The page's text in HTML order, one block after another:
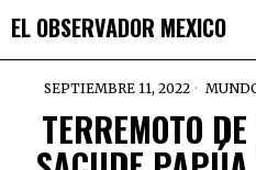
EL OBSERVADOR MEXICO
SEPTIEMBRE 11, 2022
TERREMOTO